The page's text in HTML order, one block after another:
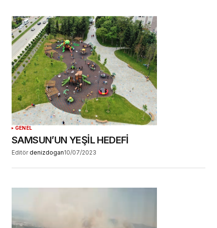
GENEL
SAMSUN’UN YEŞİL HEDEFİ
Editör denizdogan10/07/2023